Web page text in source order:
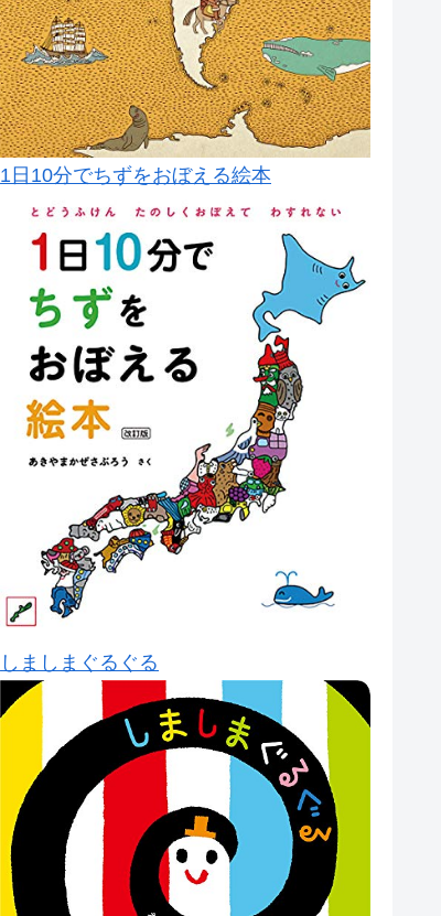
1日10分でちずをおぼえる絵本
しましまぐるぐる